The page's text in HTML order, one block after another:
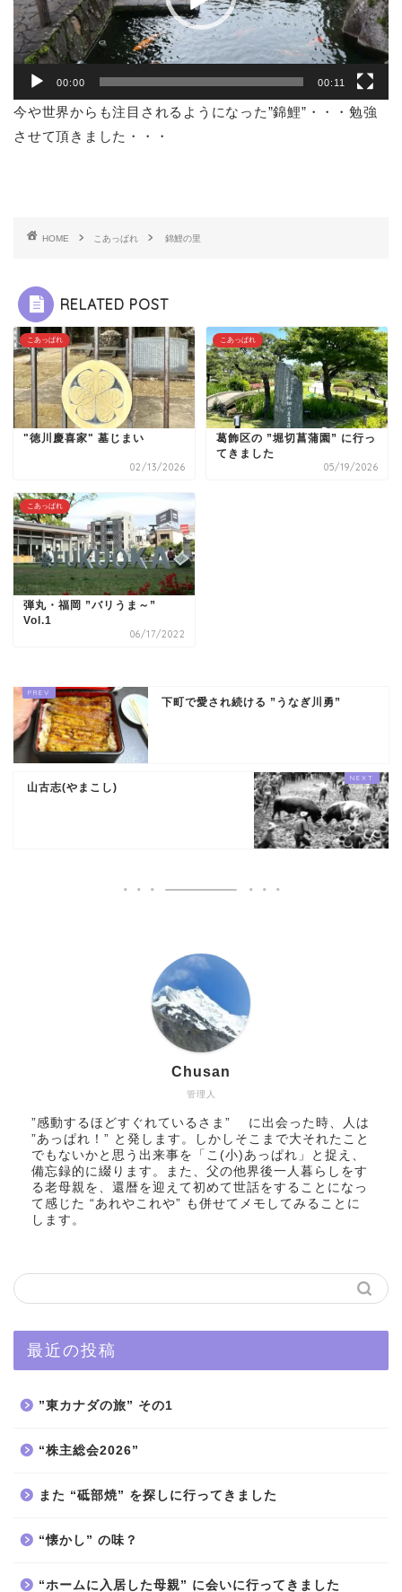
ー
00:00 00:11
今や世界からも注目されるようになった”錦鯉”・・・勉強
させて頂きました・・・
HOME こあっぱれ 錦鯉の里
RELATED POST
こあっぱれ
"徳川慶喜家" 墓じまい
02/13/2026
こあっぱれ
葛飾区の ”堀切菖蒲園” に行っ
てきました
05/19/2026
こあっぱれ
弾丸・福岡 ”バリうま～”
Vol.1
06/17/2022
下町で愛され続ける ”うなぎ川勇”
山古志(やまこし)
管理人
Chusan
”感動するほどすぐれているさま” に出会った時、人は
”あっぱれ！” と発します。しかしそこまで大それたこと
でもないかと思う出来事を「こ(小)あっぱれ」と捉え、
備忘録的に綴ります。また、父の他界後一人暮らしをす
る老母親を、還暦を迎えて初めて世話をすることになっ
て感じた “あれやこれや” も併せてメモしてみることに
します。
最近の投稿
”東カナダの旅” その1
“株主総会2026”
また “砥部焼” を探しに行ってきました
“懐かし” の味？
“ホームに入居した母親” に会いに行ってきました